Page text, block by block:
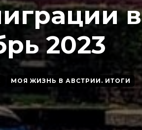
в
2023
МОЯ ЖИЗНЬ В АВСТРИИ. ИТОГИ